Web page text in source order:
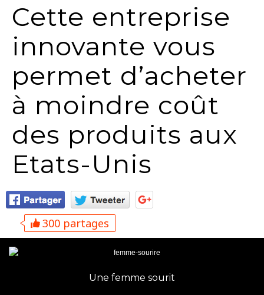
Cette entreprise
innovante vous
permet d’acheter
à moindre coût
des produits aux
Etats-Unis
300 partages
Une femme sourit